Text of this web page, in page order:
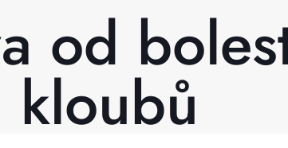
od
kloubů